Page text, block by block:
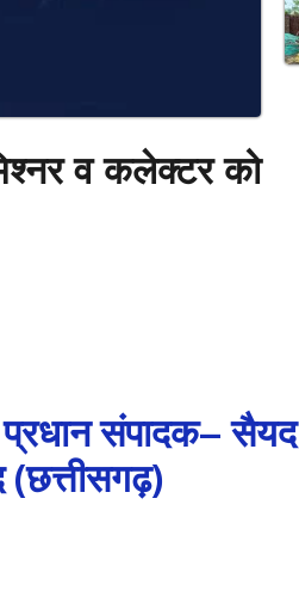
व कलेक्टर को
संपादक– सैयद
(छत्तीसगढ़)